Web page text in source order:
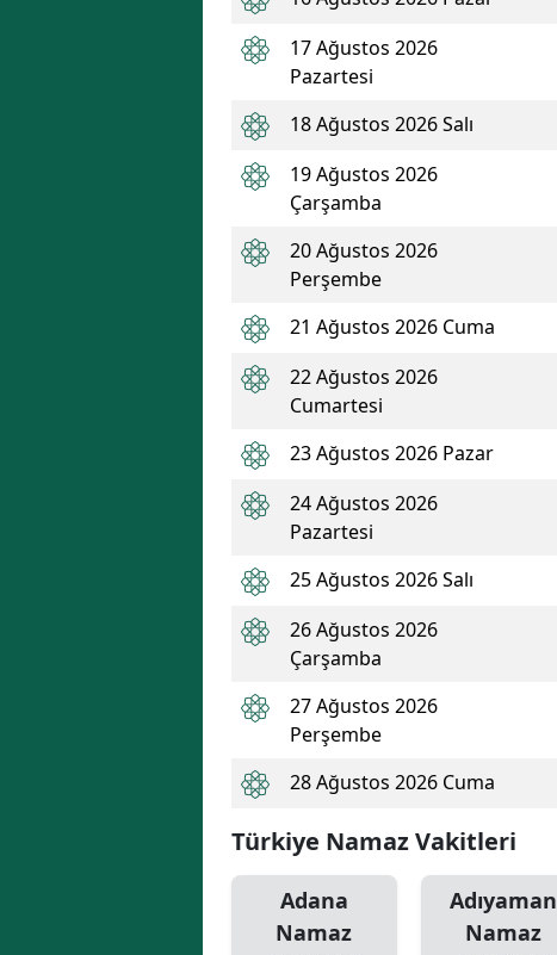
17 Ağustos 2026
Pazartesi
18 Ağustos 2026 Salı
19 Ağustos 2026
Çarşamba
20 Ağustos 2026
Perşembe
21 Ağustos 2026 Cuma
22 Ağustos 2026
Cumartesi
23 Ağustos 2026 Pazar
24 Ağustos 2026
Pazartesi
25 Ağustos 2026 Salı
26 Ağustos 2026
Çarşamba
27 Ağustos 2026
Perşembe
28 Ağustos 2026 Cuma
Türkiye Namaz Vakitleri
Adana
Namaz
Adıyaman
Namaz